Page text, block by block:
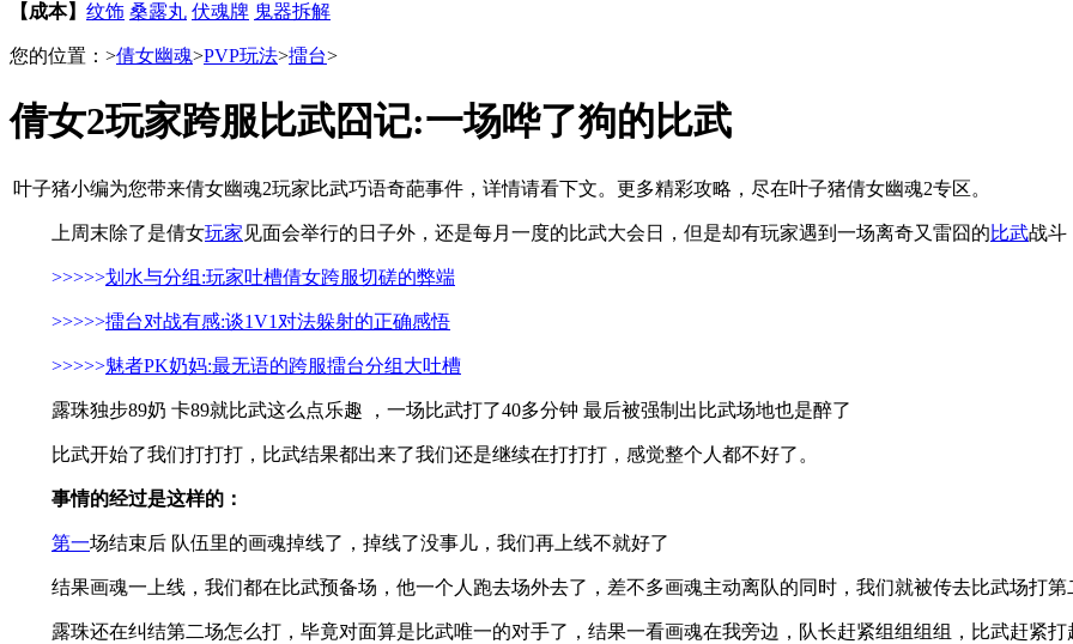
【成本】 纹饰 桑露丸 伏魂牌 鬼器拆解
您的位置： >倩女幽魂>PVP玩法>擂台>
倩女2玩家跨服比武囧记:一场哗了狗的比武
叶子猪小编为您带来倩女幽魂2玩家比武巧语奇葩事件，详情请看下文。更多精彩攻略，尽在叶子猪倩女幽魂2专区。
上周末除了是倩女玩家 见面会举行的日子外，还是每月一度的比武大会日，但是却有玩家遇到一场离奇又雷囧的比武战斗
>>>>>划水与分组:玩家吐槽倩女跨服切磋的弊端
>>>>>擂台对战有感:谈1V1对法躲射的正确感悟
>>>>>魅者PK奶妈:最无语的跨服擂台分组大吐槽
露珠独步89奶 卡89就比武这么点乐趣 ，一场比武打了40多分钟 最后被强制出比武场地也是醉了
比武开始了我们打打打，比武结果都出来了我们还是继续在打打打，感觉整个人都不好了。
事情的经过是这样的：
第一场结束后 队伍里的画魂掉线了，掉线了没事儿，我们再上线不就好了
结果画魂一上线，我们都在比武预备场，他一个人跑去场外去了，差不多画魂主动离队的同时，我们就被传去比武场打第
露珠还在纠结第二场怎么打，毕竟对面算是比武唯一的对手了，结果一看画魂在我旁边，队长赶紧组组组组，比武赶紧打